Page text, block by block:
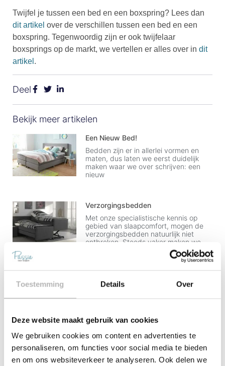
Toestemming Details Over
Deze website maakt gebruik van cookies
We gebruiken cookies om content en advertenties te
personaliseren, om functies voor social media te bieden
en om ons websiteverkeer te analyseren. Ook delen we
Twijfel je tussen een bed en een boxspring? Lees dan
dit artikel over de verschillen tussen een bed en een
boxspring. Tegenwoordig zijn er ook twijfelaar
boxsprings op de markt, we vertellen er alles over in dit
artikel .
Deel
Bekijk meer artikelen
Een Nieuw Bed!
Bedden zijn er in allerlei vormen en
maten, dus laten we eerst duidelijk
maken waar we over schrijven: een
nieuw
Verzorgingsbedden
Met onze specialistische kennis op
gebied van slaapcomfort, mogen de
verzorgingsbedden natuurlijk niet
ontbreken. Steeds vaker maken we
Bedden Op Comforthoogte
niet alleen meer alleen geschikt voor
comfort in
Bed Versus Boxspring: De Verschillen
Steeds meer mensen die zoeken naar